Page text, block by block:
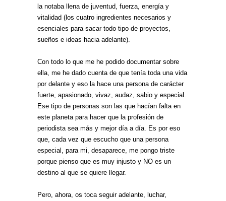
la notaba llena de juventud, fuerza, energía y
vitalidad (los cuatro ingredientes necesarios y
esenciales para sacar todo tipo de proyectos,
sueños e ideas hacia adelante).
Con todo lo que me he podido documentar sobre
ella, me he dado cuenta de que tenía toda una vida
por delante y eso la hace una persona de carácter
fuerte, apasionado, vivaz, audaz, sabio y especial.
Ese tipo de personas son las que hacían falta en
este planeta para hacer que la profesión de
periodista sea más y mejor día a día. Es por eso
que, cada vez que escucho que una persona
especial, para mi, desaparece, me pongo triste
porque pienso que es muy injusto y NO es un
destino al que se quiere llegar.
Pero, ahora, os toca seguir adelante, luchar,